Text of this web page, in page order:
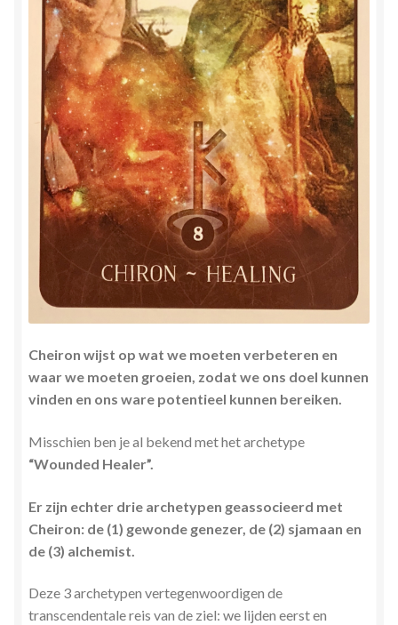
Cheiron wijst op wat we moeten verbeteren en
waar we moeten groeien, zodat we ons doel kunnen
vinden en ons ware potentieel kunnen bereiken.
Misschien ben je al bekend met het archetype
“Wounded Healer”.
Er zijn echter drie archetypen geassocieerd met
Cheiron: de (1) gewonde genezer, de (2) sjamaan en
de (3) alchemist.
Deze 3 archetypen vertegenwoordigen de
transcendentale reis van de ziel: we lijden eerst en